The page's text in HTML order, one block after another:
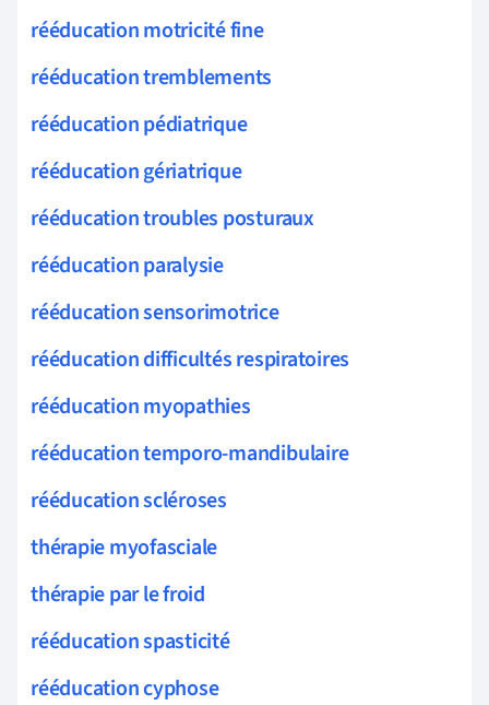
rééducation motricité fine
rééducation tremblements
rééducation pédiatrique
rééducation gériatrique
rééducation troubles posturaux
rééducation paralysie
rééducation sensorimotrice
rééducation difficultés respiratoires
rééducation myopathies
rééducation temporo-mandibulaire
rééducation scléroses
thérapie myofasciale
thérapie par le froid
rééducation spasticité
rééducation cyphose